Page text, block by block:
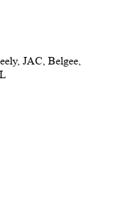
JAC, Belgee,